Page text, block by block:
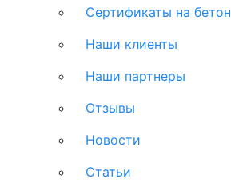
Сертификаты на бетон
Наши клиенты
Наши партнеры
Отзывы
Новости
Статьи